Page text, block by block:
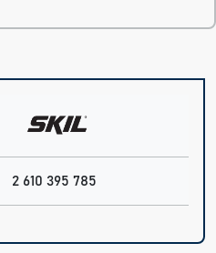
2 610 395 785